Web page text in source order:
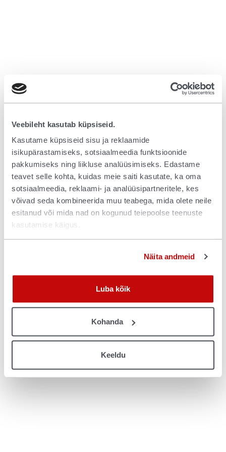
Veebileht kasutab küpsiseid.
Kasutame küpsiseid sisu ja reklaamide
isikupärastamiseks, sotsiaalmeedia funktsioonide
pakkumiseks ning liikluse analüüsimiseks. Edastame
teavet selle kohta, kuidas meie saiti kasutate, ka oma
sotsiaalmeedia, reklaami- ja analüüsipartneritele, kes
võivad seda kombineerida muu teabega, mida olete neile
esitanud või mida nad on kogunud teiepoolse teenuste
kasutamise käigus.
Näita andmeid
Luba kõik
Kohanda
Keeldu
Application error: a client-side exception has occurred (see the browser